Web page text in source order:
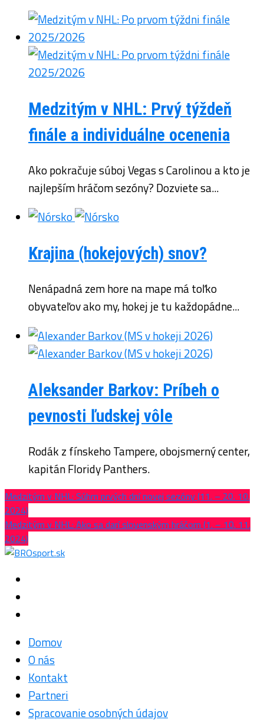
Medzitým v NHL: Prvý týždeň
finále a individuálne ocenenia
Ako pokračuje súboj Vegas s Carolinou a kto je
najlepším hráčom sezóny? Dozviete sa...
Krajina (hokejových) snov?
Nenápadná zem hore na mape má toľko
obyvateľov ako my, hokej je tu každopádne...
Aleksander Barkov: Príbeh o
pevnosti ľudskej vôle
Rodák z fínskeho Tampere, obojsmerný center,
kapitán Floridy Panthers.
Medzitým v NHL: Súhrn prvých dní novej sezóny (11. – 20. 10.
2024)
Medzitým v NHL: Ako sa darí slovenským hráčom (1. – 10. 11.
2024)
Domov
O nás
Kontakt
Partneri
Spracovanie osobných údajov